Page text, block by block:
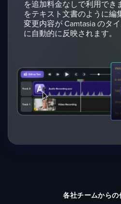
を追加料金なしで利用でき
をテキスト文書のように編
変更内容が Camtasia のタ
に自動的に反映されます。
各社チームからの